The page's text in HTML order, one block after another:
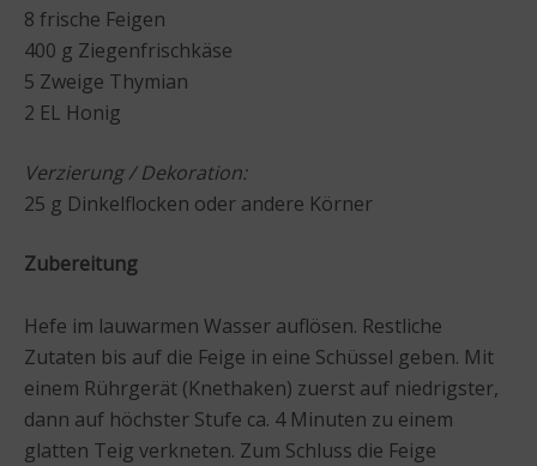
8 frische Feigen
400 g Ziegenfrischkäse
5 Zweige Thymian
2 EL Honig
Verzierung / Dekoration:
25 g Dinkelflocken oder andere Körner
Zubereitung
Hefe im lauwarmen Wasser auflösen. Restliche
Zutaten bis auf die Feige in eine Schüssel geben. Mit
einem Rührgerät (Knethaken) zuerst auf niedrigster,
dann auf höchster Stufe ca. 4 Minuten zu einem
glatten Teig verkneten. Zum Schluss die Feige